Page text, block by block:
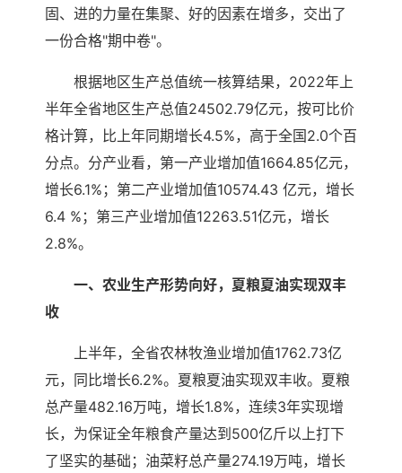
固、进的力量在集聚、好的因素在增多，交出了
一份合格"期中卷"。
根据地区生产总值统一核算结果，2022年上
半年全省地区生产总值24502.79亿元，按可比价
格计算，比上年同期增长4.5%，高于全国2.0个百
分点。分产业看，第一产业增加值1664.85亿元，
增长6.1%；第二产业增加值10574.43 亿元，增长
6.4 %；第三产业增加值12263.51亿元，增长
2.8%。
一、农业生产形势向好，夏粮夏油实现双丰
收
上半年，全省农林牧渔业增加值1762.73亿
元，同比增长6.2%。夏粮夏油实现双丰收。夏粮
总产量482.16万吨，增长1.8%，连续3年实现增
长，为保证全年粮食产量达到500亿斤以上打下
了坚实的基础；油菜籽总产量274.19万吨，增长